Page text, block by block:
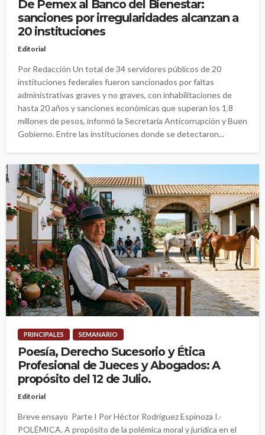
De Pemex al Banco del Bienestar:
sanciones por irregularidades alcanzan a
20 instituciones
Editorial
Por Redacción Un total de 34 servidores públicos de 20
instituciones federales fueron sancionados por faltas
administrativas graves y no graves, con inhabilitaciones de
hasta 20 años y sanciones económicas que superan los 1.8
millones de pesos, informó la Secretaría Anticorrupción y Buen
Gobierno. Entre las instituciones donde se detectaron...
PRINCIPALES SEMANARIO
Poesía, Derecho Sucesorio y Ética
Profesional de Jueces y Abogados: A
propósito del 12 de Julio.
Editorial
Breve ensayo Parte I Por Héctor Rodríguez Espinoza I.-
POLÉMICA. A propósito de la polémica moral y jurídica en el